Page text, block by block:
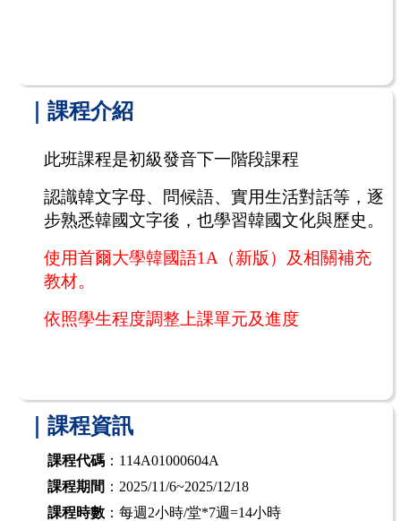
｜課程介紹
此班課程是初級發音下一階段課程
認識韓文字母、問候語、實用生活對話等，逐
步熟悉韓國文字後，也學習韓國文化與歷史。
使用首爾大學韓國語1A （新版）及相關補充
教材。
依照學生程度調整上課單元及進度
｜課程資訊
課程代碼 ：114A01000604A
課程期間 ：2025/11/6~2025/12/18
課程時數 ：每週2小時/堂*7週=14小時